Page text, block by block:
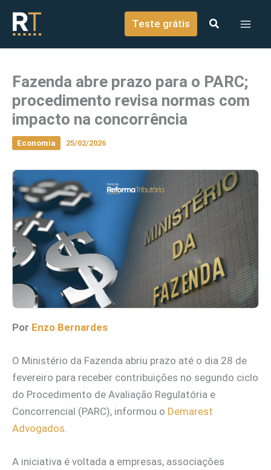
conteúdo
Teste grátis
Fazenda abre prazo para o PARC;
procedimento revisa normas com
impacto na concorrência
Economia 25/02/2026
Por Enzo Bernardes
O Ministério da Fazenda abriu prazo até o dia 28 de
fevereiro para receber contribuições no segundo ciclo
do Procedimento de Avaliação Regulatória e
Concorrencial (PARC), informou o Demarest
Advogados.
A iniciativa é voltada a empresas, associações